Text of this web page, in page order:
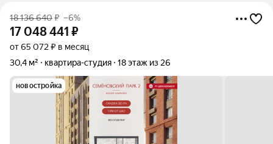
18 136 640₽ –6%
17 048 441 ₽
от 65 072 ₽ в месяц
30,4 м²
квартира-студия 18 этаж из 26
новостройка